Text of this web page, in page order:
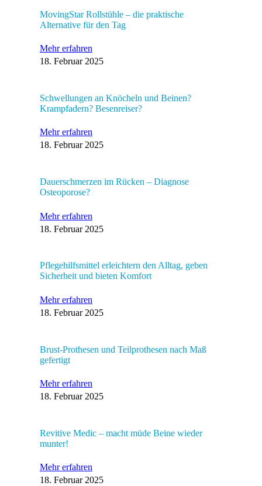
MovingStar Rollstühle – die praktische
Alternative für den Tag
Mehr erfahren
18. Februar 2025
Schwellungen an Knöcheln und Beinen?
Krampfadern? Besenreiser?
Mehr erfahren
18. Februar 2025
Dauerschmerzen im Rücken – Diagnose
Osteoporose?
Mehr erfahren
18. Februar 2025
Pflegehilfsmittel erleichtern den Alltag, geben
Sicherheit und bieten Komfort
Mehr erfahren
18. Februar 2025
Brust-Prothesen und Teilprothesen nach Maß
gefertigt
Mehr erfahren
18. Februar 2025
Revitive Medic – macht müde Beine wieder
munter!
Mehr erfahren
18. Februar 2025